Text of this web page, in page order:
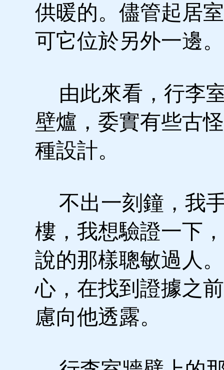
供暖的。儘管起居
可它位於另外一邊。
由此來看，行李
壁爐，委實有些古
種設計。
不出一刻鐘，我
樓，我想驗證一下
說的那樣聰敏過人
心，在找到證據之
慮向他透露。